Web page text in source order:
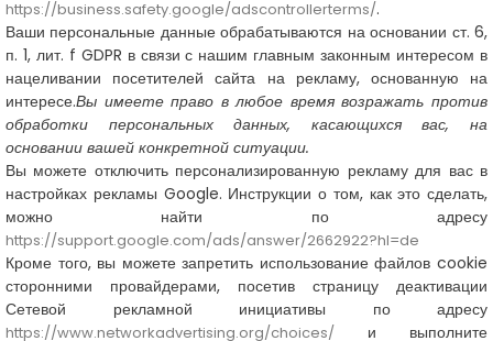
https://business.safety.google/adscontrollerterms/.
Ваши персональные данные обрабатываются на основании ст. 6,
п. 1, лит. f GDPR в связи с нашим главным законным интересом в
нацеливании посетителей сайта на рекламу, основанную на
интересе.Вы имеете право в любое время возражать против
обработки персональных данных, касающихся вас, на
основании вашей конкретной ситуации.
Вы можете отключить персонализированную рекламу для вас в
настройках рекламы Google. Инструкции о том, как это сделать,
можно найти по адресу
https://support.google.com/ads/answer/2662922?hl=de
Кроме того, вы можете запретить использование файлов cookie
сторонними провайдерами, посетив страницу деактивации
Сетевой рекламной инициативы по адресу
https://www.networkadvertising.org/choices/ и выполните